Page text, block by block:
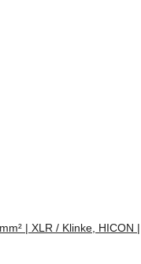
| XLR / Klinke, HICON |